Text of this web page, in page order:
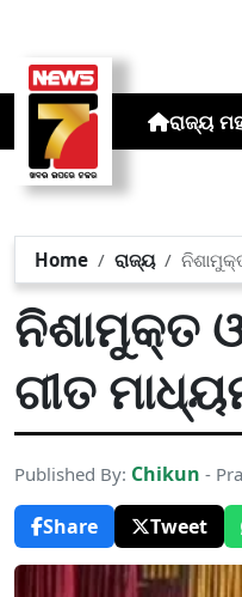
ରାଜ୍ୟ
Home ରାଜ୍ୟ
ନିଶାମୁକ୍ତ
ଗୀତ
Published By: Chikun -
Share
Tweet